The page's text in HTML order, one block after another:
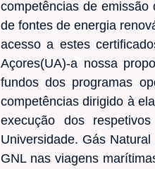
competências de
de fontes de energia
acesso a estes
Açores(UA)-a nossa
fundos dos programas
competências dirigido à
execução dos
Universidade. Gás
GNL nas viagens